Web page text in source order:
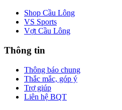
Shop Cầu Lông
VS Sports
Vợt Cầu Lông
Thông tin
Thông báo chung
Thắc mắc, góp ý
Trợ giúp
Liên hệ BQT